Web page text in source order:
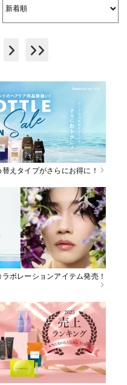
えタイプがさらにお得に！
ボレーションアイテム発売！